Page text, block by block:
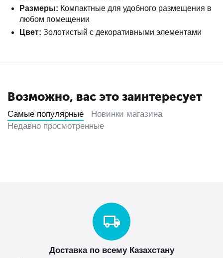
Размеры: Компактные для удобного размещения в
любом помещении
Цвет: Золотистый с декоративными элементами
Возможно, вас это заинтересует
Самые популярные
Новинки магазина
Недавно просмотренные
Доставка по всему Казахстану